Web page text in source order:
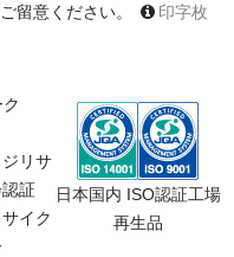
留意ください。
印字枚
リサ
証
イク
日本国内 ISO認証工場
再生品